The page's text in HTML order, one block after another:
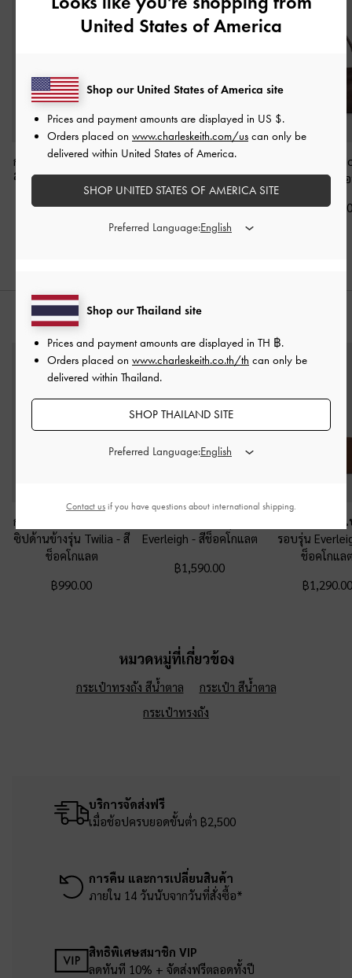
กระเป๋าใส่บัตรแบบมีช่อง
ซิปด้านข้างรุ่น Twilia-สี
ช็อคโกแลต
กระเป๋าถือหนังกลับพร้อม
ช่องด้านข้างรุ่น Khai-สี
เอสเพรสโซบราวน์
฿2,990.00
กระเป๋าถือรุ่น
สีดิสเทรสด์ค
฿2,790.00
กระเป๋าใส่บัตรแบบมีช่อง
ซิปด้านข้างรุ่น Twilia-สี
ช็อคโกแลต
฿990.00
Everleigh - สีช็อคโกแลต
฿1,590.00
กระเป๋าใส่บัต
รอบรุ่น
ช็อคโกแล
฿1,290.00
หมวดหมู่ที่เกี่ยวข้อง
กระเป๋าทรงถัง สีน้ำตาล
กระเป๋า สีน้ำตาล
กระเป๋าทรงถัง
บริการจัดส่งฟรี
เมื่อช้อปครบยอดขั้นต่ำ ฿2,500
การคืน และการเปลี่ยนสินค้า
ภายใน 14 วันนับจากวันที่สั่งซื้อ*
สิทธิพิเศษสมาชิก VIP
ลดทันที 10% + จัดส่งฟรีตลอดทั้งปี
United States of America
Shop our Thailand site
Prices and payment amounts are displayed in TH ฿.
Orders placed on www.charleskeith.co.th/th can only be
delivered within Thailand.
SHOP THAILAND SITE
Preferred Language:
Shop our United States of America site
Prices and payment amounts are displayed in US $.
Orders placed on www.charleskeith.com/us can only be
delivered within United States of America.
SHOP UNITED STATES OF AMERICA SITE
Preferred Language:
Contact us if you have questions about international shipping.